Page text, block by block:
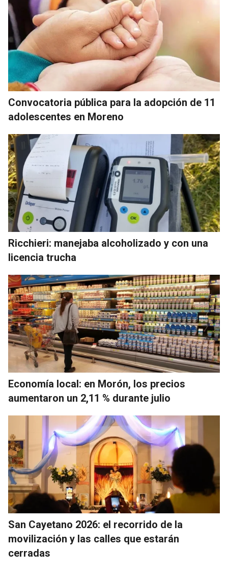
Convocatoria pública para la adopción de 11
adolescentes en Moreno
Ricchieri: manejaba alcoholizado y con una
licencia trucha
Economía local: en Morón, los precios
aumentaron un 2,11 % durante julio
San Cayetano 2026: el recorrido de la
movilización y las calles que estarán
cerradas